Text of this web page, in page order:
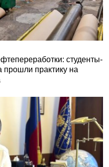
студенты-
прошли практику на